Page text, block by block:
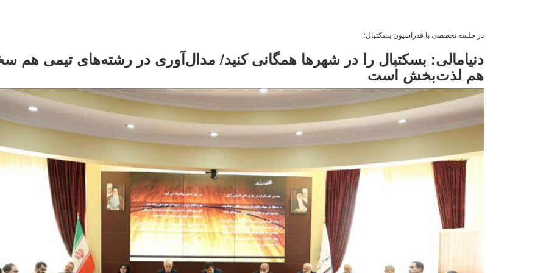
در جلسه تخصصی با فدراسیون بسکتبال؛
دنیامالی: بسکتبال را در شهرها همگانی کنید/ مدال‌آوری در رشته‌های تیمی هم
هم لذت‌بخش است